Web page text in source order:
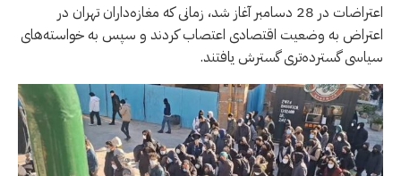
اعتراضات در 28 دسامبر آغاز شد، زمانی که مغازه‌داران تهران در
اعتراض به وضعیت اقتصادی اعتصاب کردند و سپس به خواسته‌های
سیاسی گسترده‌تری گسترش یافتند.